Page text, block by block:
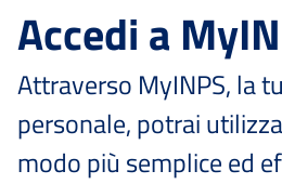
Accedi a
Attraverso MyINPS, la
personale, potrai
modo più semplice ed